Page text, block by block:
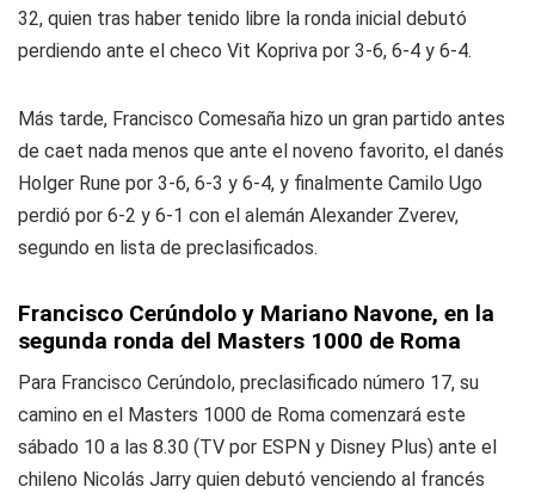
32, quien tras haber tenido libre la ronda inicial debutó
perdiendo ante el checo Vit Kopriva por 3-6, 6-4 y 6-4.
Más tarde, Francisco Comesaña hizo un gran partido antes
de caet nada menos que ante el noveno favorito, el danés
Holger Rune por 3-6, 6-3 y 6-4, y finalmente Camilo Ugo
perdió por 6-2 y 6-1 con el alemán Alexander Zverev,
segundo en lista de preclasificados.
Francisco Cerúndolo y Mariano Navone, en la
segunda ronda del Masters 1000 de Roma
Para Francisco Cerúndolo, preclasificado número 17, su
camino en el Masters 1000 de Roma comenzará este
sábado 10 a las 8.30 (TV por ESPN y Disney Plus) ante el
chileno Nicolás Jarry quien debutó venciendo al francés